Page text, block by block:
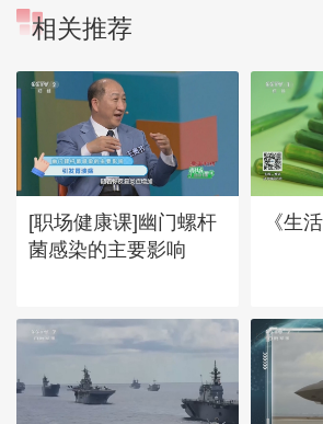
相关推荐
[职场健康课]幽门螺杆
菌感染的主要影响
《生